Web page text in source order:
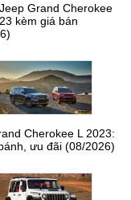
Grand Cherokee
kèm giá bán
Cherokee L 2023:
ưu đãi (08/2026)